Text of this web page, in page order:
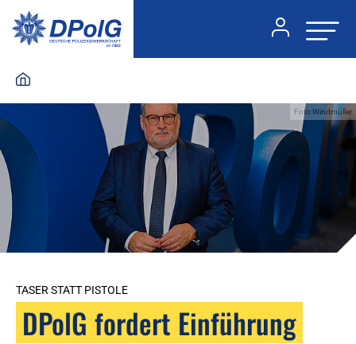
Foto:Windmüller
TASER STATT PISTOLE
DPolG fordert Einführung